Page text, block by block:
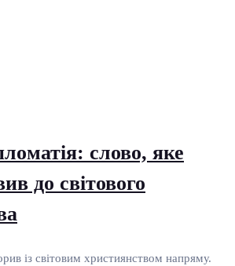
слово, яке
до світового
із світовим християнством напряму.